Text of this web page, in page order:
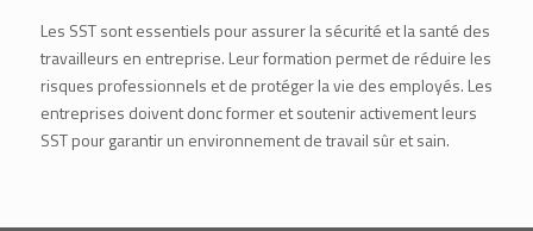
Les SST sont essentiels pour assurer la sécurité et la santé des
travailleurs en entreprise. Leur formation permet de réduire les
risques professionnels et de protéger la vie des employés. Les
entreprises doivent donc former et soutenir activement leurs
SST pour garantir un environnement de travail sûr et sain.